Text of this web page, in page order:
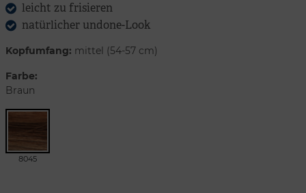
leicht zu frisieren
natürlicher undone-Look
Kopfumfang: mittel (54-57 cm)
Farbe:
Braun
8045